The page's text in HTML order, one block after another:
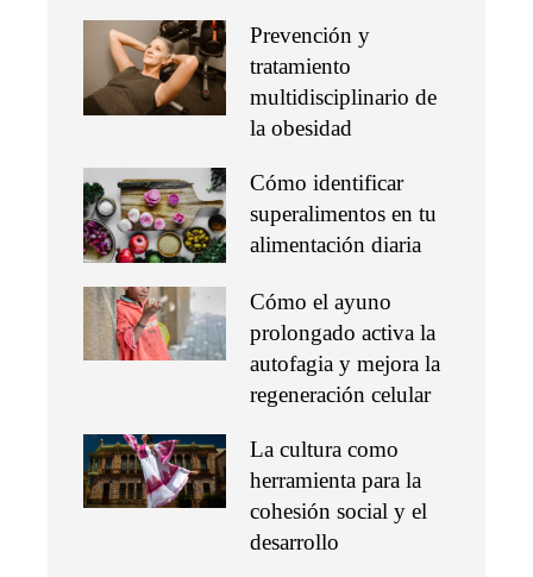
Prevención y
tratamiento
multidisciplinario de
la obesidad
Cómo identificar
superalimentos en tu
alimentación diaria
Cómo el ayuno
prolongado activa la
autofagia y mejora la
regeneración celular
La cultura como
herramienta para la
cohesión social y el
desarrollo